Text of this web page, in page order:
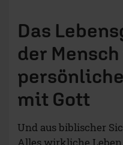
Das
der
mit Gott
Und aus biblischer